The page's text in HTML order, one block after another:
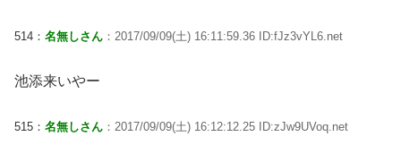
514： 名無しさん ：2017/09/09(土) 16:11:59.36 ID:fJz3vYL6.net
池添来いやー
515： 名無しさん ：2017/09/09(土) 16:12:12.25 ID:zJw9UVoq.net